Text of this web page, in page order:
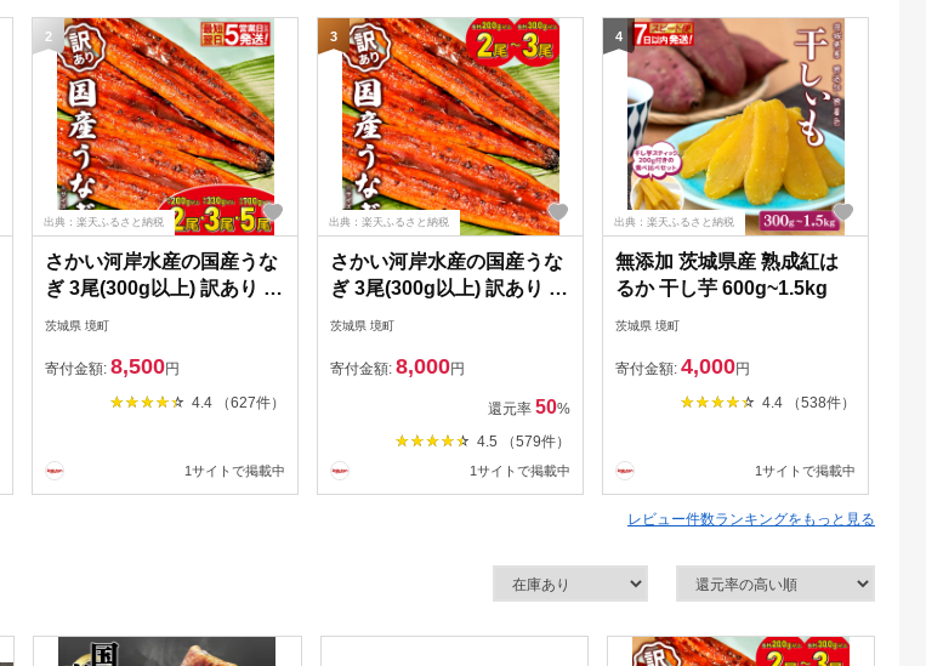
2
出典：楽天ふるさと納税
さかい河岸水産の国産うな
ぎ 3尾(300g以上) 訳あり サ
イズ不揃い
茨城県 境町
寄付金額: 8,500円
4.4 （627件）
1サイトで掲載中
3
出典：楽天ふるさと納税
さかい河岸水産の国産うな
ぎ 3尾(300g以上) 訳あり サ
イズ不揃い
茨城県 境町
寄付金額: 8,000円
還元率 50%
4.5 （579件）
1サイトで掲載中
4
出典：楽天ふるさと納税
無添加 茨城県産 熟成紅は
るか 干し芋 600g~1.5kg
茨城県 境町
寄付金額: 4,000円
4.4 （538件）
1サイトで掲載中
レビュー件数ランキングをもっと見る